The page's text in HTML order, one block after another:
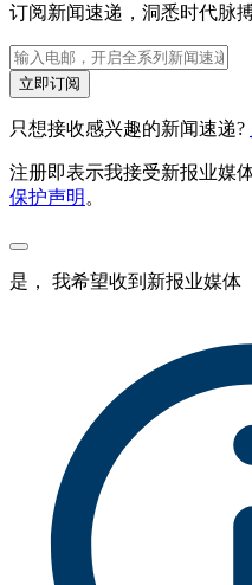
订阅新闻速递，洞悉时代脉搏
立即订阅
只想接收感兴趣的新闻速递?
注册即表示我接受新报业媒
保护声明 。
是， 我希望收到新报业媒体